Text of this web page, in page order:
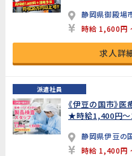
静岡県御殿場
時給 1,600円
求人詳
派遣社員
《伊豆の国市》医
★時給1,400円〜
静岡県伊豆の
時給 1,400円